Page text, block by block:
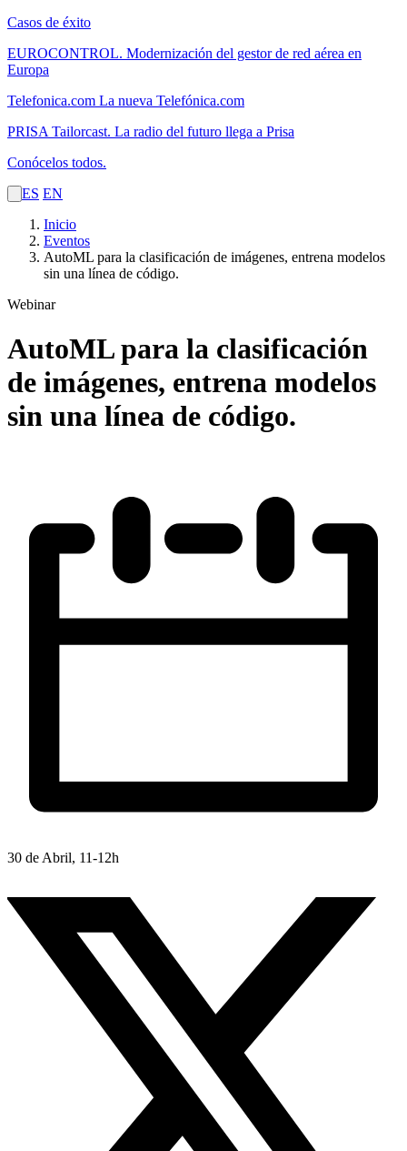
Casos de éxito
EUROCONTROL. Modernización del gestor de red aérea en
Europa
Telefonica.com La nueva Telefónica.com
PRISA Tailorcast. La radio del futuro llega a Prisa
Conócelos todos.
ES EN
Inicio
Eventos
AutoML para la clasificación de imágenes, entrena modelos
sin una línea de código.
Webinar
AutoML para la clasificación
de imágenes, entrena modelos
sin una línea de código.
30 de Abril, 11-12h